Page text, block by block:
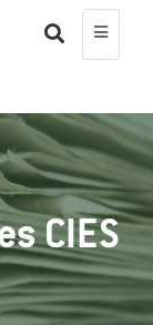
CIES